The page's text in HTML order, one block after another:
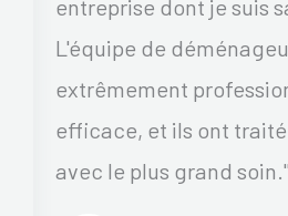
entreprise dont je suis
L'équipe de
extrêmement
efficace, et ils ont
avec le plus grand soin."